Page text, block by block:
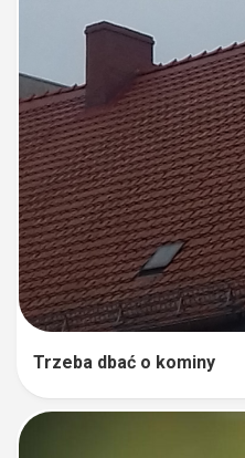
Trzeba dbać o kominy